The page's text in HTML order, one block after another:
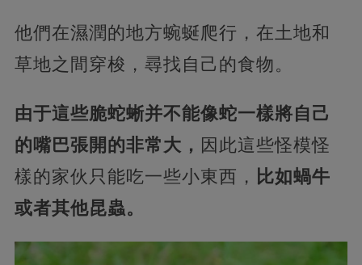
他們在濕潤的地方蜿蜒爬行，在土地和
草地之間穿梭，尋找自己的食物。
由于這些脆蛇蜥并不能像蛇一樣將自己
的嘴巴張開的非常大， 因此這些怪模怪
樣的家伙只能吃一些小東西， 比如蝸牛
或者其他昆蟲。